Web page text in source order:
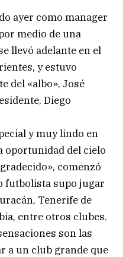
ayer como manager
medio de una
llevó adelante en el
y estuvo
del «albo», José
Diego
y muy lindo en
oportunidad del cielo
comenzó
futbolista supo jugar
Tenerife de
entre otros clubes.
son las
a un club grande que